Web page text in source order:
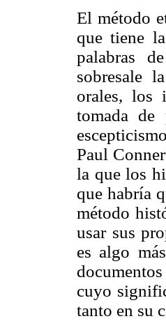
El método
que tiene
palabras
sobresale
orales, los
tomada de
Paul
la que los
que habría
método
usar sus
es algo
cuyo
tanto en su